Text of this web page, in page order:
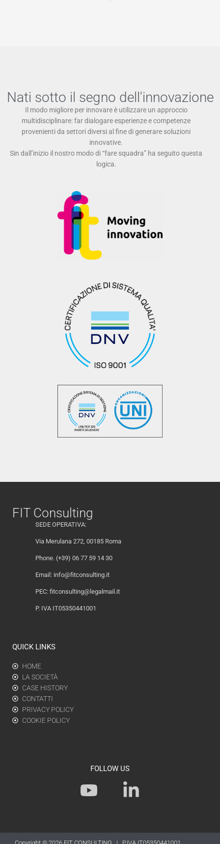
Nati sotto il segno dell'innovazione
Il modo migliore per innovare è utilizzare un approccio
multidisciplinare: far dialogare esperienze e competenze
provenienti da settori diversi al fine di generare soluzioni
innovative.
Sin dall’inizio il nostro modo di “fare squadra” ha seguito questa
logica.
FIT Consulting
SEDE OPERATIVA:
Via Merulana 272, 00185 Roma
Phone. (+39) 06 77 59 14 30
Email: info@fitconsulting.it
PEC: fitconsulting@legalmail.it
P. IVA IT05350441001
QUICK LINKS
HOME
LA SOCIETÀ
CASE HISTORY
CONTATTI
PRIVACY POLICY
COOKIE POLICY
FOLLOW US
Y
o
t
L
i
k